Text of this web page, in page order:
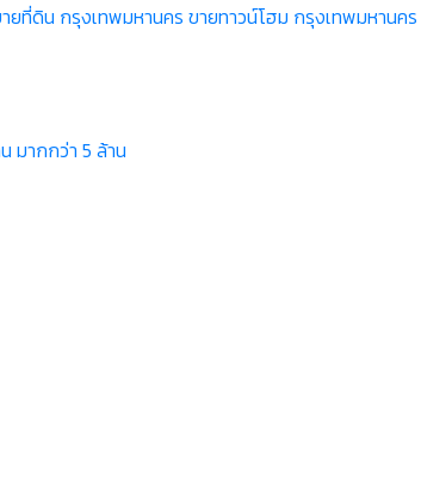
ยที่ดิน กรุงเทพมหานคร ขายทาวน์โฮม กรุงเทพมหานคร
มากกว่า 5 ล้าน